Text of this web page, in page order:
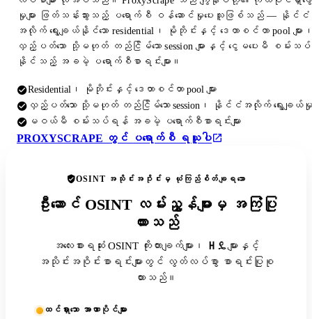
မှုများ ဖြတ်သန်းသွားသည့် ပရောက်စီ ဝန်ဆောင်မှုပေးသူဖြစ်သည် — နိုင်ငံ
အလိုက် ရွေးချယ်နိုင်သော residential၊ မိုဘိုင်းနှင့် ဒေတာစင်တာ pool များ
လှည့်ပတ်သော သို့မဟုတ် တည်ငြိမ်သော session များနှင့် ငွေမပေးမီ စမ်းသပ်
နိုင်သည့် အခမဲ့ ပရောက်စီစာရင်းများ။
Residential၊ မိုဘိုင်းနှင့် ဒေတာစင်တာ pool များ
လှည့်ပတ်သော သို့မဟုတ် တည်ငြိမ်သော session၊ နိုင်ငံအလိုက် ရွေးချယ်မှု
မဝယ်မီ စမ်းသပ်ရန် အခမဲ့ ပရောက်စီစာရင်းများ
PROXYSCRAPE တွင် ပရောက်စီ ရယူပါ
OSINT အသိုင်းအဝိုင်းမှ ယုံကြည်စိတ်ချရသော
ဦးဆောင် OSINT လမ်းညွှန်များမှ အကြံပြု
ထားသည်
အလေးစားရဆုံး OSINT ကိုးကားချက်များ၊ ዘዴများနှင့်
အသိုင်းအဝိုင်းစာရင်းများတွင် လွတ်လပ်စွာ စာရင်းပြုစု
ထားသည်။
ထင်ရှားသော အာဏာပိုင်များ